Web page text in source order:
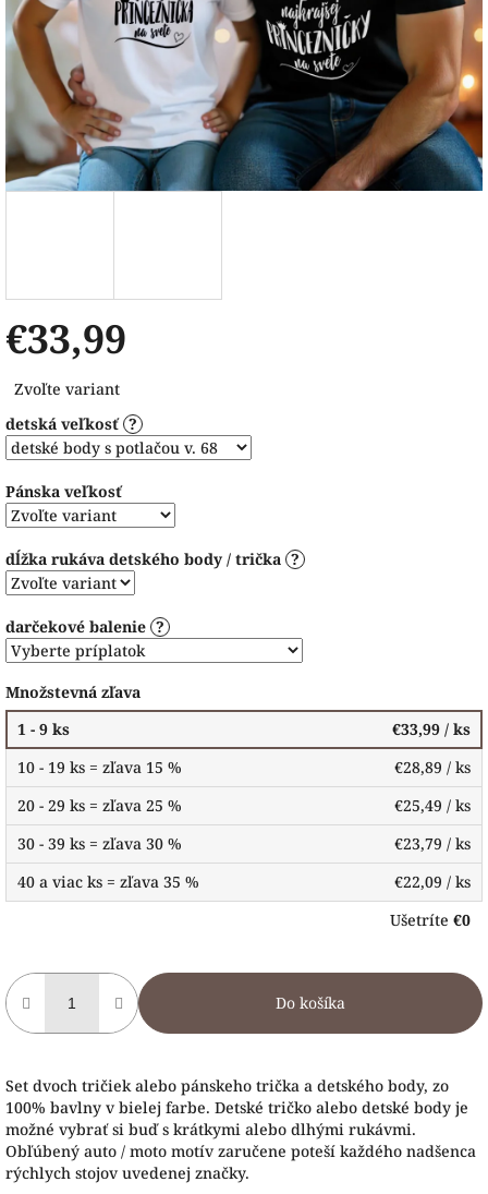
€33,99
cena:
Zvoľte variant
detská veľkosť ?
Pánska veľkosť
dĺžka rukáva detského body / trička ?
darčekové balenie ?
Množstevná zľava
1 - 9 ks
€33,99 / ks
10 - 19 ks = zľava 15 %
€28,89 / ks
20 - 29 ks = zľava 25 %
€25,49 / ks
30 - 39 ks = zľava 30 %
€23,79 / ks
40 a viac ks = zľava 35 %
€22,09 / ks
Ušetríte €0
Do košíka
Set dvoch tričiek alebo pánskeho trička a detského body, zo
100% bavlny v bielej farbe. Detské tričko alebo detské body je
možné vybrať si buď s krátkymi alebo dlhými rukávmi.
Obľúbený auto / moto motív zaručene poteší každého nadšenca
rýchlych stojov uvedenej značky.